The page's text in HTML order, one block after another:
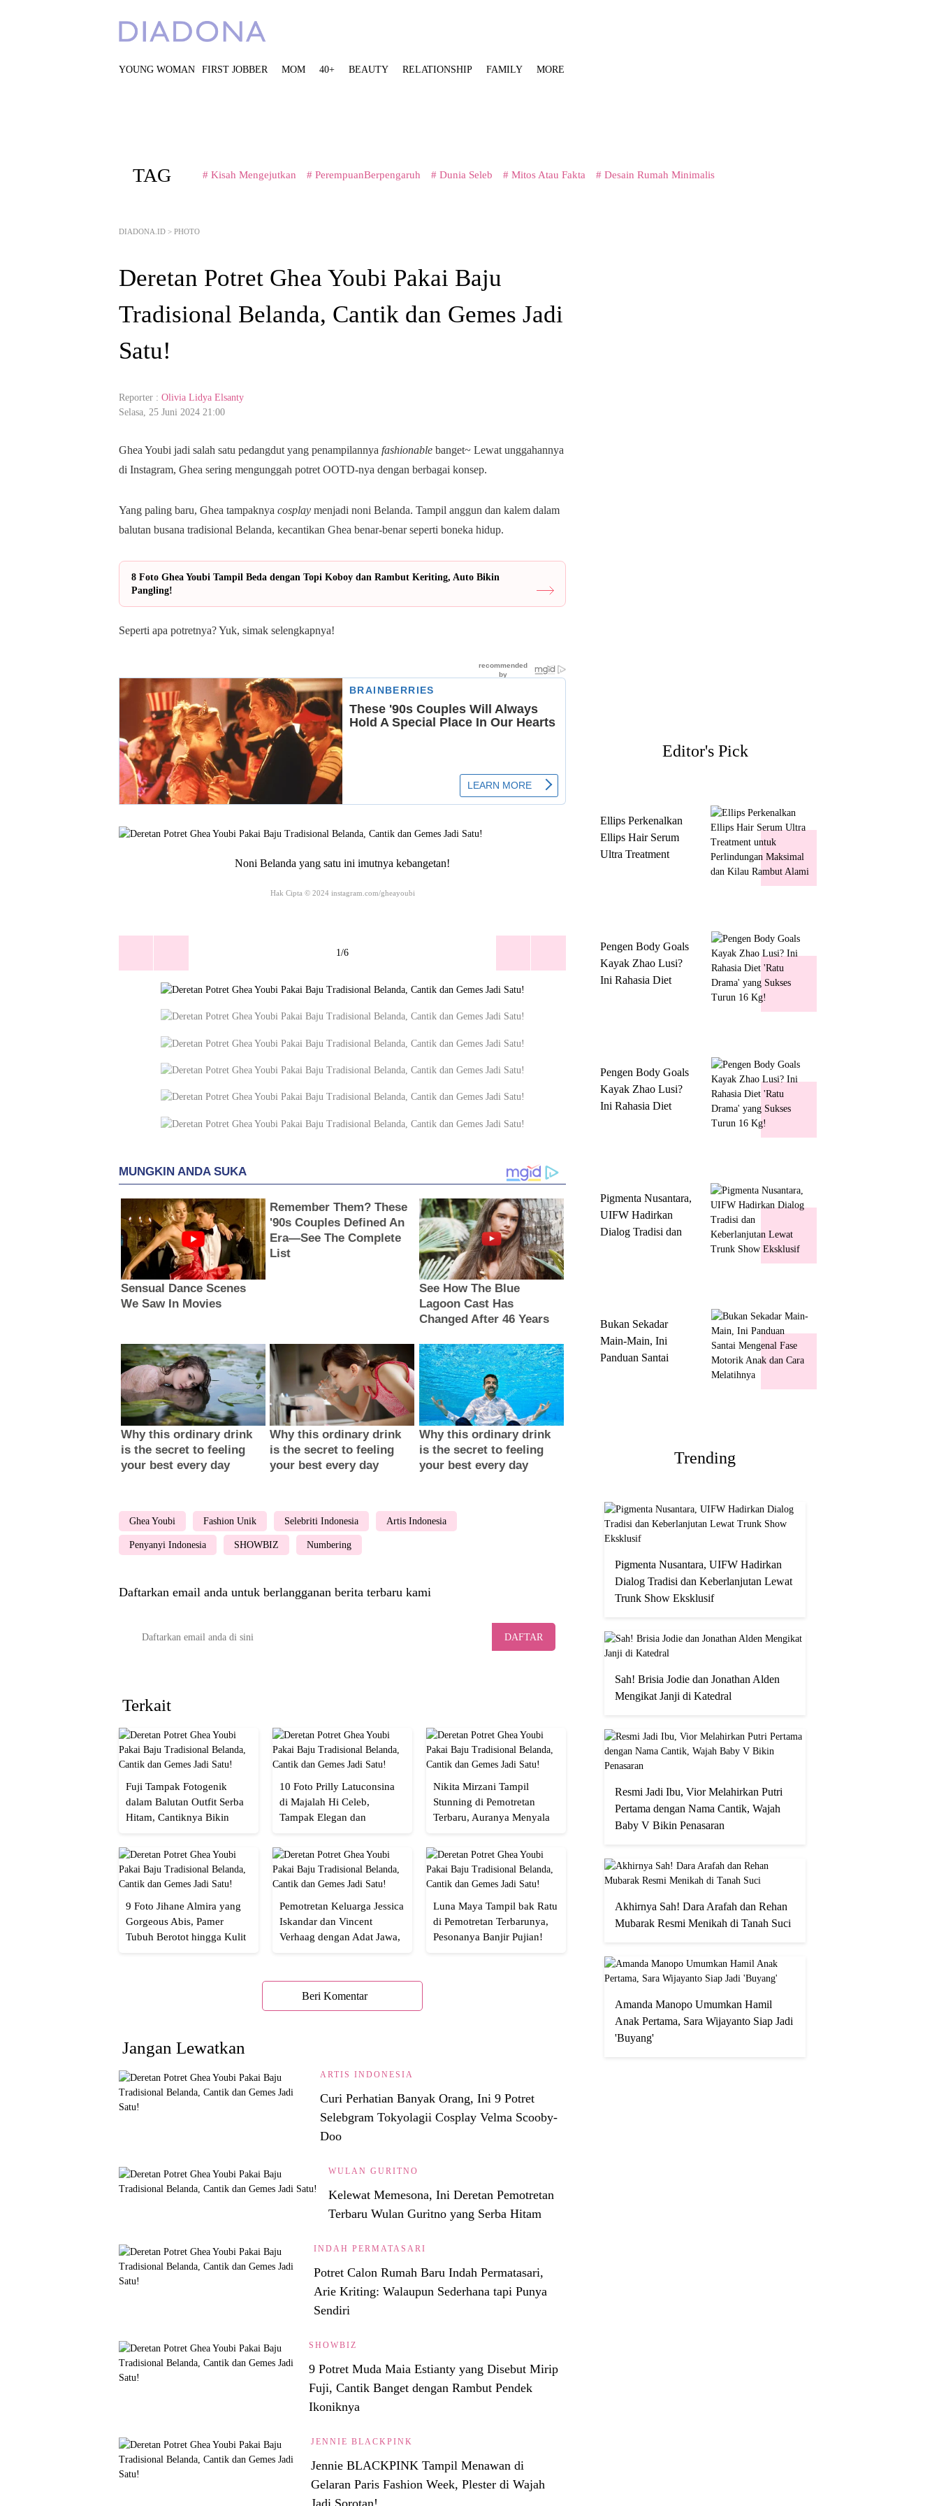
YOUNG WOMAN FIRST JOBBER MOM 40+ BEAUTY RELATIONSHIP FAMILY MORE
TAG # Kisah Mengejutkan # PerempuanBerpengaruh # Dunia Seleb # Mitos Atau Fakta # Desain Rumah Minimalis
DIADONA.ID > PHOTO
Deretan Potret Ghea Youbi Pakai Baju
Tradisional Belanda, Cantik dan Gemes Jadi
Satu!
Reporter : Olivia Lidya Elsanty
Selasa, 25 Juni 2024 21:00
Ghea Youbi jadi salah satu pedangdut yang penampilannya fashionable banget~ Lewat unggahannya
di Instagram, Ghea sering mengunggah potret OOTD-nya dengan berbagai konsep.
Yang paling baru, Ghea tampaknya cosplay menjadi noni Belanda. Tampil anggun dan kalem dalam
balutan busana tradisional Belanda, kecantikan Ghea benar-benar seperti boneka hidup.
8 Foto Ghea Youbi Tampil Beda dengan Topi Koboy dan Rambut Keriting, Auto Bikin
Pangling!
Seperti apa potretnya? Yuk, simak selengkapnya!
Noni Belanda yang satu ini imutnya kebangetan!
Hak Cipta © 2024 instagram.com/gheayoubi
1/6
Ghea Youbi Fashion Unik Selebriti Indonesia Artis Indonesia
Penyanyi Indonesia SHOWBIZ Numbering
Daftarkan email anda untuk berlangganan berita terbaru kami
DAFTAR
Terkait
Fuji Tampak Fotogenik
dalam Balutan Outfit Serba
Hitam, Cantiknya Bikin
10 Foto Prilly Latuconsina
di Majalah Hi Celeb,
Tampak Elegan dan
Nikita Mirzani Tampil
Stunning di Pemotretan
Terbaru, Auranya Menyala
9 Foto Jihane Almira yang
Gorgeous Abis, Pamer
Tubuh Berotot hingga Kulit
Pemotretan Keluarga Jessica
Iskandar dan Vincent
Verhaag dengan Adat Jawa,
Luna Maya Tampil bak Ratu
di Pemotretan Terbarunya,
Pesonanya Banjir Pujian!
Beri Komentar
Jangan Lewatkan
ARTIS INDONESIA
Curi Perhatian Banyak Orang, Ini 9 Potret
Selebgram Tokyolagii Cosplay Velma Scooby-
Doo
WULAN GURITNO
Kelewat Memesona, Ini Deretan Pemotretan
Terbaru Wulan Guritno yang Serba Hitam
INDAH PERMATASARI
Potret Calon Rumah Baru Indah Permatasari,
Arie Kriting: Walaupun Sederhana tapi Punya
Sendiri
SHOWBIZ
9 Potret Muda Maia Estianty yang Disebut Mirip
Fuji, Cantik Banget dengan Rambut Pendek
Ikoniknya
JENNIE BLACKPINK
Jennie BLACKPINK Tampil Menawan di
Gelaran Paris Fashion Week, Plester di Wajah
Jadi Sorotan!
Editor's Pick
Ellips Perkenalkan
Ellips Hair Serum
Ultra Treatment
Pengen Body Goals
Kayak Zhao Lusi?
Ini Rahasia Diet
Pengen Body Goals
Kayak Zhao Lusi?
Ini Rahasia Diet
Pigmenta Nusantara,
UIFW Hadirkan
Dialog Tradisi dan
Bukan Sekadar
Main-Main, Ini
Panduan Santai
Trending
Pigmenta Nusantara, UIFW Hadirkan
Dialog Tradisi dan Keberlanjutan Lewat
Trunk Show Eksklusif
Sah! Brisia Jodie dan Jonathan Alden
Mengikat Janji di Katedral
Resmi Jadi Ibu, Vior Melahirkan Putri
Pertama dengan Nama Cantik, Wajah
Baby V Bikin Penasaran
Akhirnya Sah! Dara Arafah dan Rehan
Mubarak Resmi Menikah di Tanah Suci
Amanda Manopo Umumkan Hamil
Anak Pertama, Sara Wijayanto Siap Jadi
'Buyang'